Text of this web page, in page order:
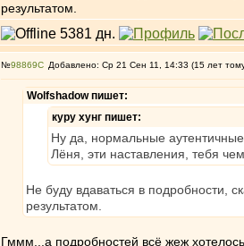
результатом.
№98869 Добавлено: Ср 21 Сен 11, 14:33 (15 лет
Wolfshadow пишет:
куру хунг пишет:
Ну да, нормальные
Лёня, эти наставления, тебя
Не буду вдаваться в подробности,
результатом.
Гммм...а подробностей всё жеж